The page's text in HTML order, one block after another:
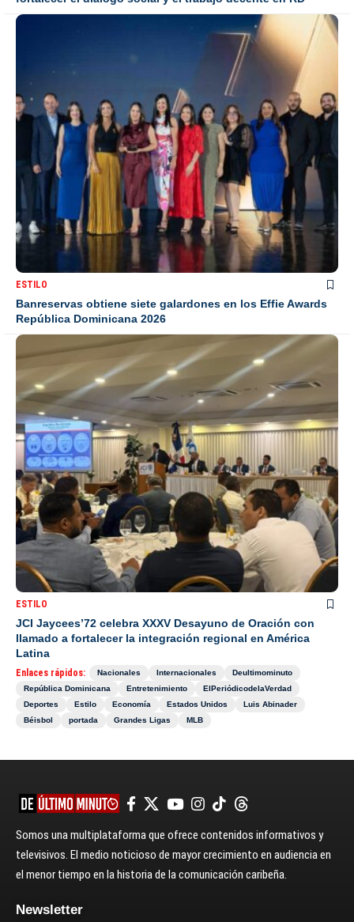
ESTILO
Banreservas obtiene siete galardones en los Effie Awards
República Dominicana 2026
ESTILO
JCI Jaycees’72 celebra XXXV Desayuno de Oración con
llamado a fortalecer la integración regional en América
Latina
Enlaces rápidos: Nacionales Internacionales
Deultimominuto
República Dominicana
Entretenimiento
ElPeriódicodelaVerdad
Deportes
Estilo Economía Estados Unidos
Luis Abinader
Béisbol
portada Grandes Ligas MLB
Somos una multiplataforma que ofrece contenidos informativos y
televisivos. El medio noticioso de mayor crecimiento en audiencia en
el menor tiempo en la historia de la comunicación caribeña.
Newsletter